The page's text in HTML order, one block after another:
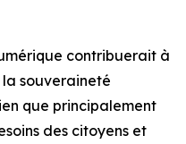
contribuerait à
souveraineté
que principalement
des citoyens et